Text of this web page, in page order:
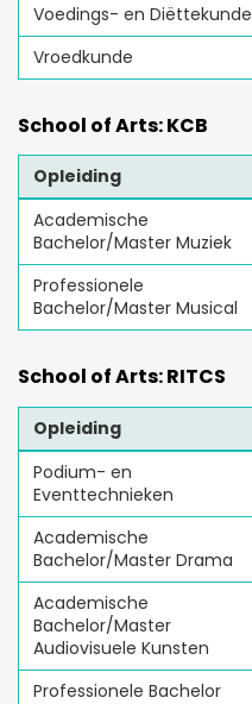
Voedings- en Diëttekunde
Vroedkunde
School of Arts: KCB
Opleiding
Academische
Bachelor/Master Muziek
Professionele
Bachelor/Master Musical
School of Arts: RITCS
Opleiding
Podium- en
Eventtechnieken
Academische
Bachelor/Master Drama
Academische
Bachelor/Master
Audiovisuele Kunsten
Professionele Bachelor